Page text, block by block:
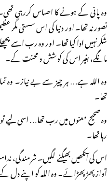
وہ پانی کے ہونے کا احساس کررہی
تصور نہ تھا۔ اور دنیا کی اس سستی مگر
شکر نہیں ادا کیا تھا۔ اور وہ رب اسے
مانگے، بغیر اس کی کوشش و محنت کے۔
وہ اللہ ہے… ہر چیز سے بے نیاز۔ وہ
تھا۔
وہ صحیح معنوں میں رب تھا… اسی لیے
رہا تھا۔
اس کی آنکھیں بھیگنے لگیں۔
آواز پھڑپھڑائے۔ وہ اللہ کو اپنے